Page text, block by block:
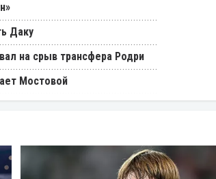
Даку
на срыв трансфера Родри
Мостовой